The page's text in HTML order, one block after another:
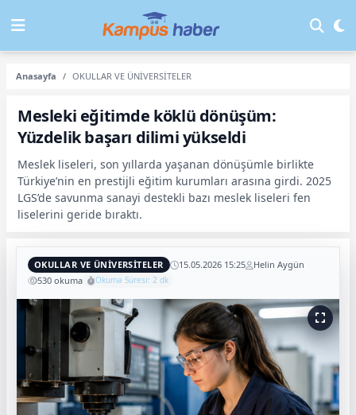
Anasayfa OKULLAR VE ÜNİVERSİTELER
Mesleki eğitimde köklü dönüşüm:
Yüzdelik başarı dilimi yükseldi
Meslek liseleri, son yıllarda yaşanan dönüşümle birlikte
Türkiye’nin en prestijli eğitim kurumları arasına girdi. 2025
LGS’de savunma sanayi destekli bazı meslek liseleri fen
liselerini geride bıraktı.
OKULLAR VE ÜNİVERSİTELER 15.05.2026 15:25
Helin Aygün
530 okuma
Okuma Süresi: 2 dk